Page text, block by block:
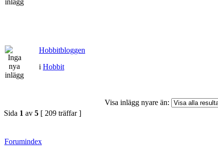
Hobbitbloggen
i Hobbit
Visa inlägg nyare än:
Sida 1 av 5 [ 209 träffar ]
Forumindex